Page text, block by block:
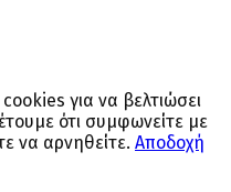
για να βελτιώσει
ότι συμφωνείτε με
να αρνηθείτε. Αποδοχή